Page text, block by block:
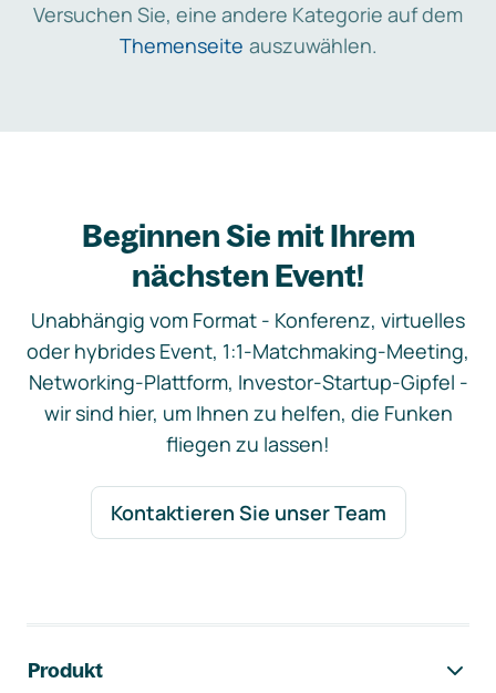
Versuchen Sie, eine andere Kategorie auf dem
Themenseite auszuwählen.
Beginnen Sie mit Ihrem
nächsten Event!
Unabhängig vom Format - Konferenz, virtuelles
oder hybrides Event, 1:1-Matchmaking-Meeting,
Networking-Plattform, Investor-Startup-Gipfel -
wir sind hier, um Ihnen zu helfen, die Funken
fliegen zu lassen!
Kontaktieren Sie unser Team
Produkt